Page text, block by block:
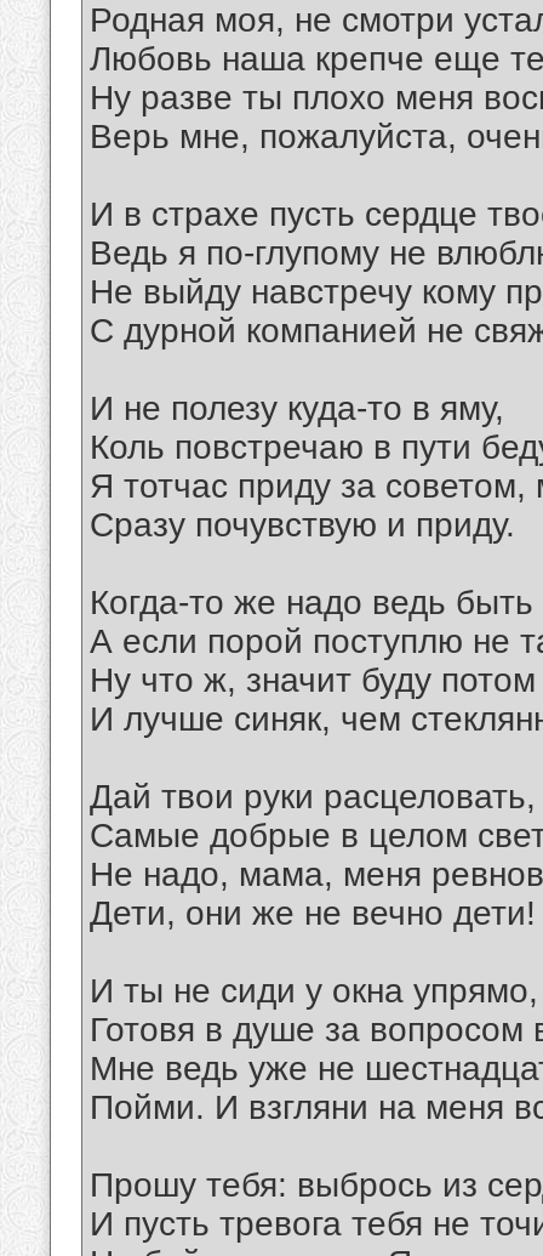
Родная моя, не смотри
Любовь наша крепче еще
Ну разве ты плохо меня
Верь мне, пожалуйста,
И в страхе пусть сердце
Ведь я по-глупому не
Не выйду навстречу кому
С дурной компанией не
И не полезу куда-то в яму,
Коль повстречаю в пути
Я тотчас приду за
Сразу почувствую и приду.
Когда-то же надо ведь
А если порой поступлю не
Ну что ж, значит буду
И лучше синяк, чем
Дай твои руки расцеловать,
Самые добрые в целом
Не надо, мама, меня
Дети, они же не вечно дети!
И ты не сиди у окна упрямо,
Готовя в душе за вопросом
Мне ведь уже не
Пойми. И взгляни на меня
Прошу тебя: выбрось из
И пусть тревога тебя не